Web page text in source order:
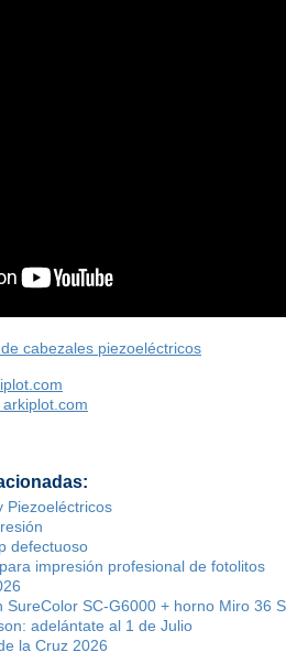
cabezales piezoeléctricos
Piezoeléctricos
defectuoso
impresión profesional de fotolitos
SureColor SC-G6000 + horno Miro 36
adelántate al 1 de Julio
la Cruz 2026